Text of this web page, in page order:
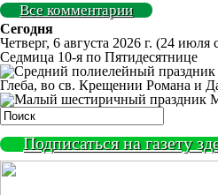
Все комментарии
Сегодня
Четверг, 6 августа 2026 г. (24 июля
Седмица 10-я по Пятидесятнице
Глеба, во св. Крещении Романа и
Подписаться на газету